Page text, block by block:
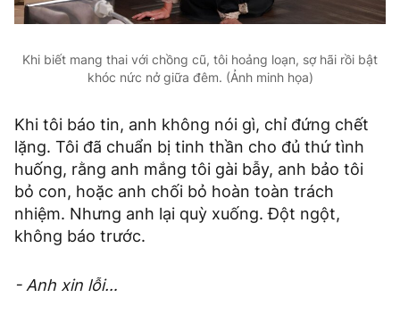
Khi biết mang thai với chồng cũ, tôi hoảng loạn, sợ hãi rồi bật
khóc nức nở giữa đêm. (Ảnh minh họa)
Khi tôi báo tin, anh không nói gì, chỉ đứng chết
lặng. Tôi đã chuẩn bị tinh thần cho đủ thứ tình
huống, rằng anh mắng tôi gài bẫy, anh bảo tôi
bỏ con, hoặc anh chối bỏ hoàn toàn trách
nhiệm. Nhưng anh lại quỳ xuống. Đột ngột,
không báo trước.
- Anh xin lỗi…